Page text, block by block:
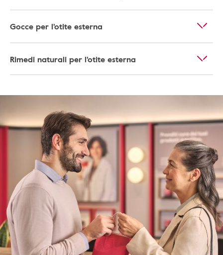
Gocce per l'otite esterna
Rimedi naturali per l'otite esterna